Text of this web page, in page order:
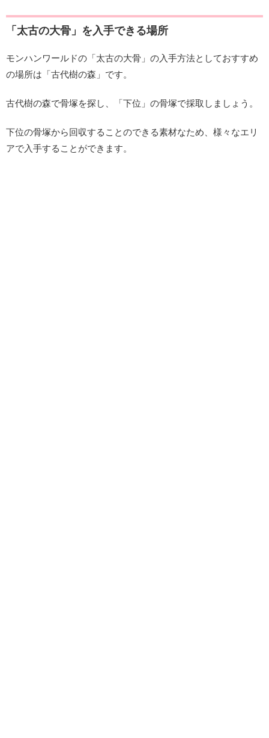
「太古の大骨」を入手できる場所
モンハンワールドの「太古の大骨」の入手方法としておすすめ
の場所は「古代樹の森」です。
古代樹の森で骨塚を探し、「下位」の骨塚で採取しましょう。
下位の骨塚から回収することのできる素材なため、様々なエリ
アで入手することができます。